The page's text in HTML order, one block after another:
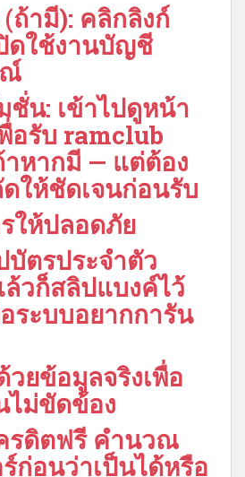
ถ้ามี): คลิกลิงก์
ดใช้งานบัญชี
ชั่น: เข้าไปดูหน้า
อรับ ramclub
าหากมี — แต่ต้อง
ให้ชัดเจนก่อนรับ
ให้ปลอดภัย
บัตรประจำตัว
วก็สลิปแบงค์ไว้
ระบบอยากการัน
วยข้อมูลจริงเพื่อ
ไม่ขัดข้อง
รดิตฟรี คำนวณ
ร์ก่อนว่าเป็นได้หรือ